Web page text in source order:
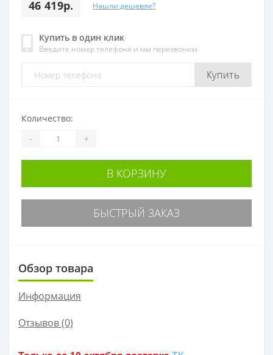
46 419р. Нашли дешевле?
Купить в один клик
Введите номер телефона и мы перезвоним
Купить
Количество:
- +
В КОРЗИНУ
БЫСТРЫЙ ЗАКАЗ
Обзор товара
Информация
Отзывов (0)